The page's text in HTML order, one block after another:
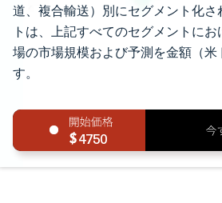
道、複合輸送）別にセグメント化
トは、上記すべてのセグメントに
場の市場規模および予測を金額（米
す。
4750